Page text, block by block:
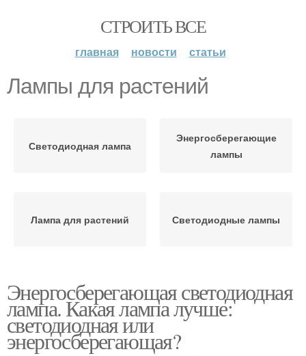
СТРОИТЬ ВСЕ
главная новости статьи
Лампы для растений
Светодиодная лампа
Энергосберегающие
лампы
Лампа для растений Светодиодные лампы
Энергосберегающая светодиодная
лампа. Какая лампа лучше:
светодиодная или
энергосберегающая?